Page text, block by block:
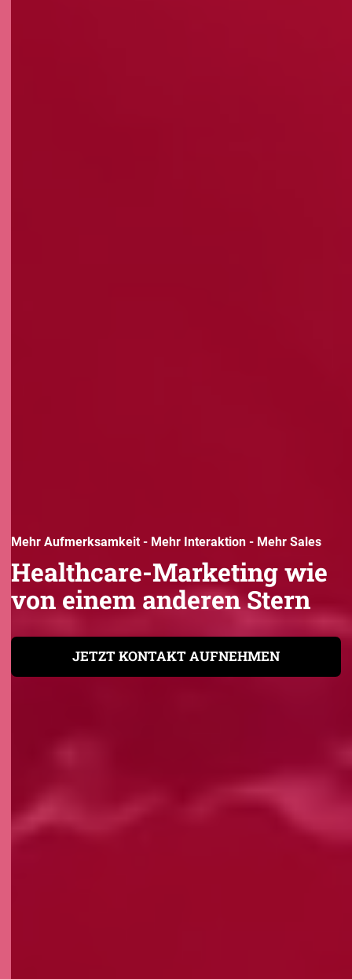
Mehr Aufmerksamkeit - Mehr Interaktion - Mehr Sales
Healthcare-Marketing wie
von einem anderen Stern
JETZT KONTAKT AUFNEHMEN